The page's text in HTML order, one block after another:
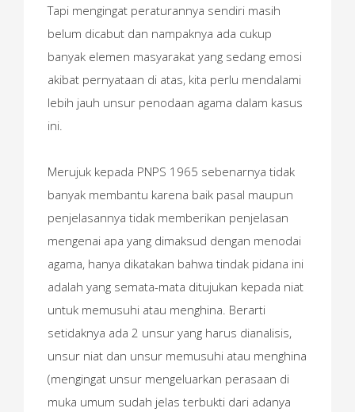
Tapi mengingat peraturannya sendiri masih
belum dicabut dan nampaknya ada cukup
banyak elemen masyarakat yang sedang emosi
akibat pernyataan di atas, kita perlu mendalami
lebih jauh unsur penodaan agama dalam kasus
ini.
Merujuk kepada PNPS 1965 sebenarnya tidak
banyak membantu karena baik pasal maupun
penjelasannya tidak memberikan penjelasan
mengenai apa yang dimaksud dengan menodai
agama, hanya dikatakan bahwa tindak pidana ini
adalah yang semata-mata ditujukan kepada niat
untuk memusuhi atau menghina. Berarti
setidaknya ada 2 unsur yang harus dianalisis,
unsur niat dan unsur memusuhi atau menghina
(mengingat unsur mengeluarkan perasaan di
muka umum sudah jelas terbukti dari adanya